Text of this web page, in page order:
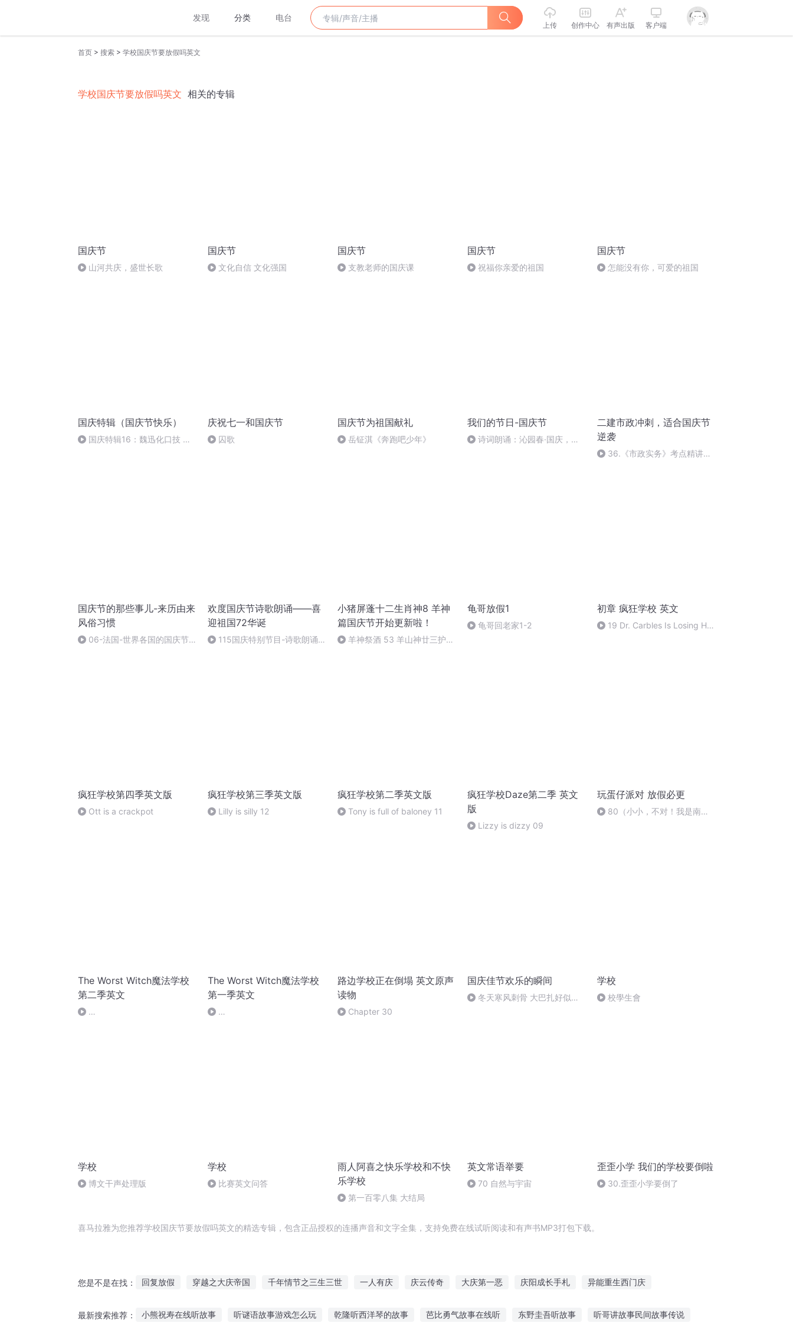
发现 分类 电台
上传 创作中心 有声出版 客户端
首页 > 搜索 > 学校国庆节要放假吗英文
学校国庆节要放假吗英文 相关的专辑
国庆节
山河共庆，盛世长歌
国庆节
文化自信 文化强国
国庆节
支教老师的国庆课
国庆节
祝福你亲爱的祖国
国庆节
怎能没有你，可爱的祖国
国庆特辑（国庆节快乐）
国庆特辑16：魏迅化口技 二
庆祝七一和国庆节
囚歌
国庆节为祖国献礼
岳钲淇《奔跑吧少年》
我们的节日-国庆节
诗词朗诵：沁园春·国庆，朗
二建市政冲刺，适合国庆节
逆袭
36.《市政实务》考点精讲第
国庆节的那些事儿-来历由来
风俗习惯
06-法国-世界各国的国庆节-
欢度国庆节诗歌朗诵——喜
迎祖国72华诞
115国庆特别节目-诗歌朗诵-
小猪屏蓬十二生肖神8 羊神
篇国庆节开始更新啦！
羊神祭酒 53 羊山神廿三护祭
龟哥放假1
龟哥回老家1-2
初章 疯狂学校 英文
19 Dr. Carbles Is Losing His
疯狂学校第四季英文版
Ott is a crackpot
疯狂学校第三季英文版
Lilly is silly 12
疯狂学校第二季英文版
Tony is full of baloney 11
疯狂学校Daze第二季 英文
版
Lizzy is dizzy 09
玩蛋仔派对 放假必更
80（小小，不对！我是南
The Worst Witch魔法学校
第二季英文
The Worst Witch魔法学校
第一季英文
路边学校正在倒塌 英文原声
读物
Chapter 30
国庆佳节欢乐的瞬间
冬天寒风刺骨 大巴扎好似温
学校
校學生會
学校
博文干声处理版
学校
比赛英文问答
雨人阿喜之快乐学校和不快
乐学校
第一百零八集 大结局
英文常语举要
70 自然与宇宙
歪歪小学 我们的学校要倒啦
30.歪歪小学要倒了
喜马拉雅为您推荐学校国庆节要放假吗英文的精选专辑，包含正品授权的连播声音和文字全集，支持免费在线试听阅读和有声书MP3打包下载。
您是不是在找： 回复放假 穿越之大庆帝国 千年情节之三生三世 一人有庆 庆云传奇 大庆第一恶 庆阳成长手札 异能重生西门庆
最新搜索推荐： 小熊祝寿在线听故事 听谜语故事游戏怎么玩 乾隆听西洋琴的故事 芭比勇气故事在线听 东野圭吾听故事 听哥讲故事民间故事传说